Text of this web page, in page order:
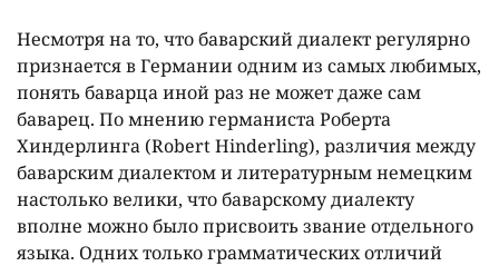
Несмотря на то, что баварский диалект регулярно
признается в Германии одним из самых любимых,
понять баварца иной раз не может даже сам
баварец. По мнению германиста Роберта
Хиндерлинга (Robert Hinderling), различия между
баварским диалектом и литературным немецким
настолько велики, что баварскому диалекту
вполне можно было присвоить звание отдельного
языка. Одних только грамматических отличий